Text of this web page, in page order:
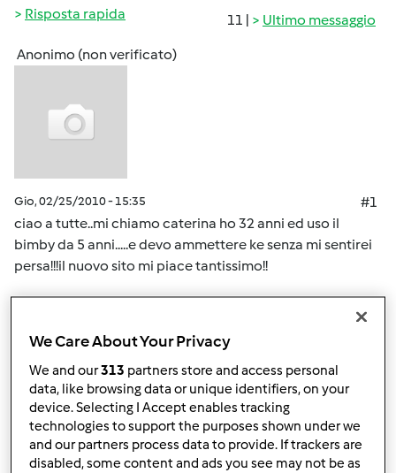
11 | Ultimo messaggio
Risposta rapida
Anonimo (non verificato)
Gio, 02/25/2010 - 15:35
#1
ciao a tutte..mi chiamo caterina ho 32 anni ed uso il
bimby da 5 anni.....e devo ammettere ke senza mi sentirei
persa!!!il nuovo sito mi piace tantissimo!!
Accedio registratiper poter commentare
Anonimo (non verificato)
We Care About Your Privacy
We and our313 partners store and access personal
data, like browsing data or unique identifiers, on your
device. Selecting I Accept enables tracking
technologies to support the purposes shown under we
and our partners process data to provide. If trackers are
disabled, some content and ads you see may not be as